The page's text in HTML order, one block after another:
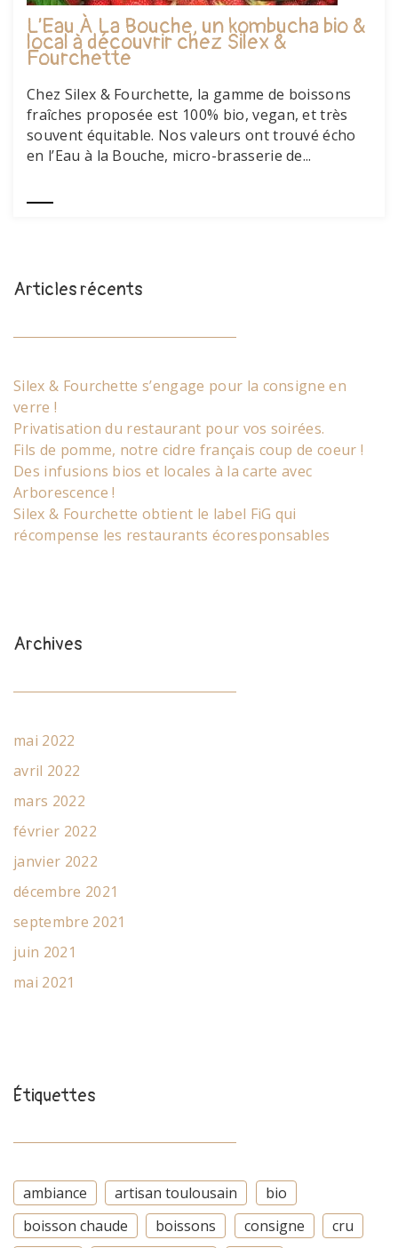
L’Eau À La Bouche, un kombucha bio &
local à découvrir chez Silex &
Fourchette
Chez Silex & Fourchette, la gamme de boissons
fraîches proposée est 100% bio, vegan, et très
souvent équitable. Nos valeurs ont trouvé écho
en l’Eau à la Bouche, micro-brasserie de...
Articles récents
Silex & Fourchette s’engage pour la consigne en
verre !
Privatisation du restaurant pour vos soirées.
Fils de pomme, notre cidre français coup de coeur !
Des infusions bios et locales à la carte avec
Arborescence !
Silex & Fourchette obtient le label FiG qui
récompense les restaurants écoresponsables
Archives
mai 2022
avril 2022
mars 2022
février 2022
janvier 2022
décembre 2021
septembre 2021
juin 2021
mai 2021
Étiquettes
ambiance artisan toulousain
bio
boisson chaude
boissons consigne
cru